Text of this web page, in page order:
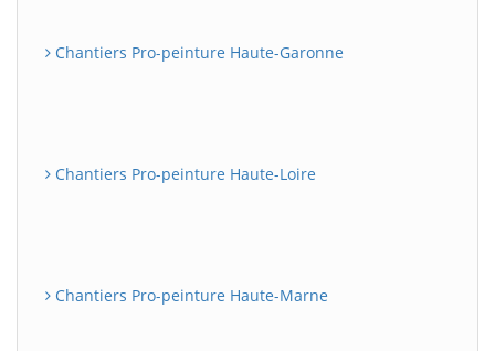
Chantiers Pro-peinture Haute-Garonne
Chantiers Pro-peinture Haute-Loire
Chantiers Pro-peinture Haute-Marne